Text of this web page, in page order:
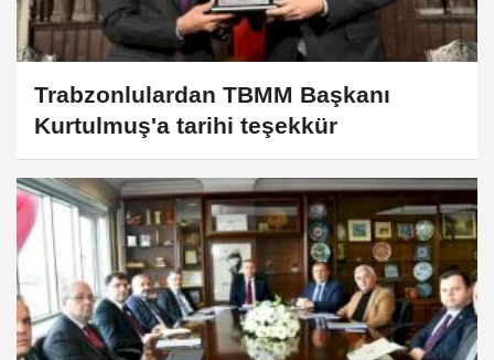
Trabzonlulardan TBMM Başkanı
Kurtulmuş'a tarihi teşekkür